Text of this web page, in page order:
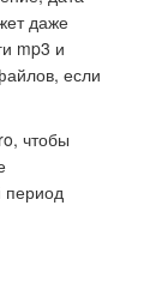
даже
mp3 и
если
чтобы
период